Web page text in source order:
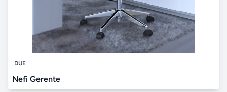
DUE
Nefi Gerente